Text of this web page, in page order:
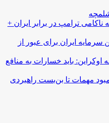
ترامپ در برابر ایران +
ایران برای عبور از
باید خسارات به منافع
مهمات تا بن‌بست راهبردی